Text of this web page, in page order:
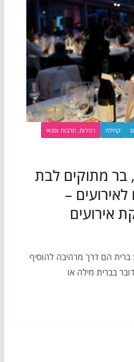
קהילה רכילות, תרבות ופנאי
בר מתוקים לבת
–
אירועים
ברית הם דרך מרהיבה להוסיף
בברית מילה או